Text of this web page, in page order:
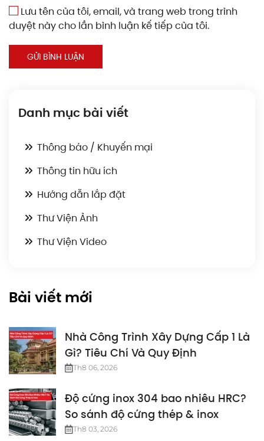
Lưu tên của tôi, email, và trang web trong trình
duyệt này cho lần bình luận kế tiếp của tôi.
GỬI BÌNH LUẬN
Danh mục bài viết
Thông báo / Khuyến mại
Thông tin hữu ích
Hướng dẫn lắp đặt
Thư Viện Ảnh
Thư Viện Video
Bài viết mới
Nhà Công Trình Xây Dựng Cấp 1 Là
Gì? Tiêu Chí Và Quy Định
Th8 06, 2026
Độ cứng inox 304 bao nhiêu HRC?
So sánh độ cứng thép & inox
Th8 03, 2026